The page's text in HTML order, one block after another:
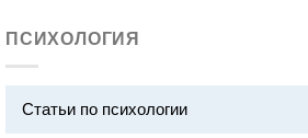
ПСИХОЛОГИЯ
Статьи по психологии